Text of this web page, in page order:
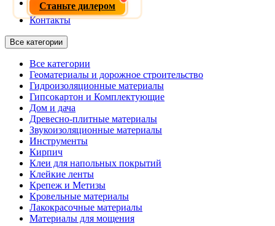
Станьте дилером
Контакты
Все категории
Все категории
Геоматериалы и дорожное строительство
Гидроизоляционные материалы
Гипсокартон и Комплектующие
Дом и дача
Древесно-плитные материалы
Звукоизоляционные материалы
Инструменты
Кирпич
Клеи для напольных покрытий
Клейкие ленты
Крепеж и Метизы
Кровельные материалы
Лакокрасочные материалы
Материалы для мощения